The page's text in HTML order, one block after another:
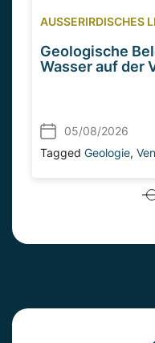
AUSSERIRDISCHES
Geologische
Wasser auf der
05/08/2026
Tagged Geologie,